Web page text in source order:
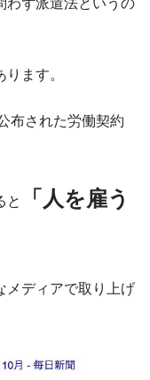
ます。
布された労働契約
と
「人を雇う
メディアで取り上げ